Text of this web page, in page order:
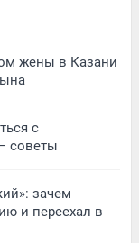
жены в Казани
с
советы
зачем
и переехал в